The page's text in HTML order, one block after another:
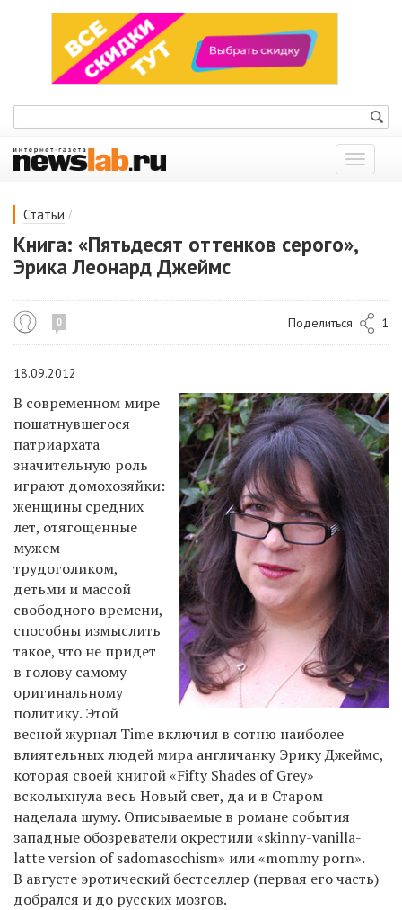
Показать
меню
Статьи /
Книга: «Пятьдесят оттенков серого»,
Эрика Леонард Джеймс
0 Поделиться 1
18.09.2012
В современном мире
пошатнувшегося
патриархата
значительную роль
играют домохозяйки:
женщины средних
лет, отягощенные
мужем-
трудоголиком,
детьми и массой
свободного времени,
способны измыслить
такое, что не придет
в голову самому
оригинальному
политику. Этой
весной журнал Time включил в сотню наиболее
влиятельных людей мира англичанку Эрику Джеймс,
которая своей книгой «Fifty Shades of Grey»
всколыхнула весь Новый свет, да и в Старом
наделала шуму. Описываемые в романе события
западные обозреватели окрестили «skinny-vanilla-
latte version of sadomasochism» или «mommy porn».
В августе эротический бестселлер (первая его часть)
добрался и до русских мозгов.